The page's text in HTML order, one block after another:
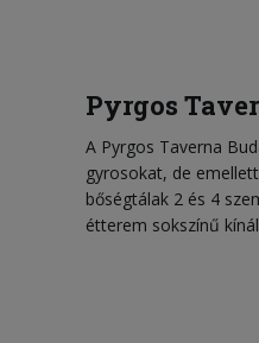
Pyrgos
A Pyrgos Taverna
gyrosokat, de
bőségtálak 2 és 4
étterem sokszínű